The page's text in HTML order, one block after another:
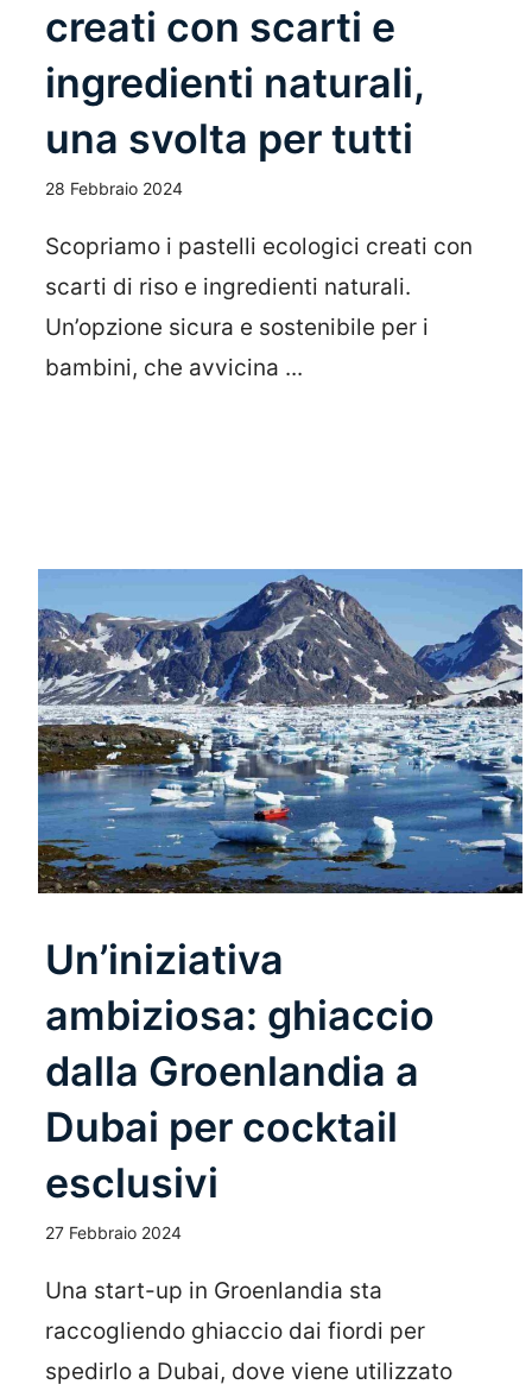
creati con scarti e
ingredienti naturali,
una svolta per tutti
28 Febbraio 2024
Scopriamo i pastelli ecologici creati con
scarti di riso e ingredienti naturali.
Un’opzione sicura e sostenibile per i
bambini, che avvicina ...
Un’iniziativa
ambiziosa: ghiaccio
dalla Groenlandia a
Dubai per cocktail
esclusivi
27 Febbraio 2024
Una start-up in Groenlandia sta
raccogliendo ghiaccio dai fiordi per
spedirlo a Dubai, dove viene utilizzato